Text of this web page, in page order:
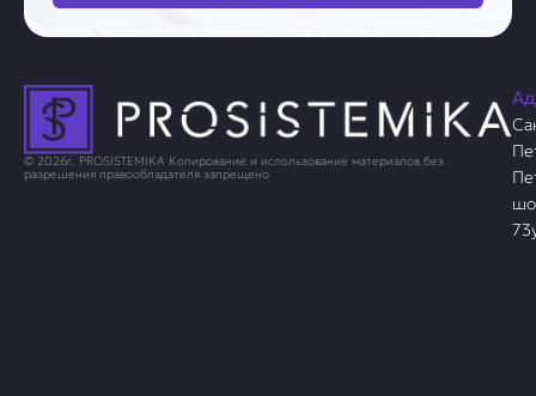
© 2026г. PROSISTEMIKA Копирование и использование материалов без
разрешения правообладателя запрещено